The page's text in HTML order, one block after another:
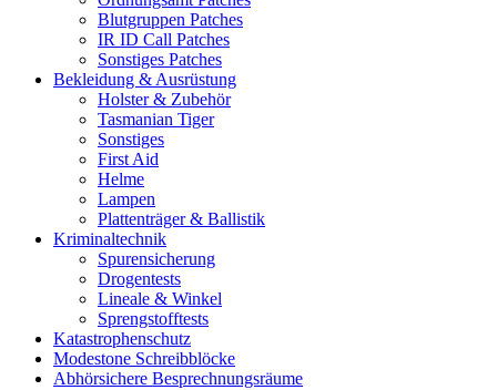
Blutgruppen Patches
IR ID Call Patches
Sonstiges Patches
Bekleidung & Ausrüstung
Holster & Zubehör
Tasmanian Tiger
Sonstiges
First Aid
Helme
Lampen
Plattenträger & Ballistik
Kriminaltechnik
Spurensicherung
Drogentests
Lineale & Winkel
Sprengstofftests
Katastrophenschutz
Modestone Schreibblöcke
Abhörsichere Besprechnungsräume